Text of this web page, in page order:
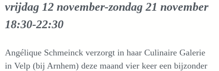
vrijdag 12 november-zondag 21 november
18:30-22:30
Angélique Schmeinck verzorgt in haar Culinaire Galerie
in Velp (bij Arnhem) deze maand vier keer een bijzonder